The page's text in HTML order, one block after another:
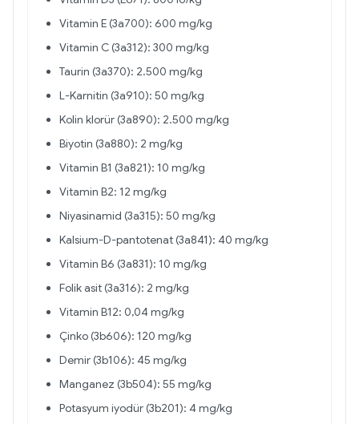
Vitamin E (3a700): 600 mg/kg
Vitamin C (3a312): 300 mg/kg
Taurin (3a370): 2.500 mg/kg
L-Karnitin (3a910): 50 mg/kg
Kolin klorür (3a890): 2.500 mg/kg
Biyotin (3a880): 2 mg/kg
Vitamin B1 (3a821): 10 mg/kg
Vitamin B2: 12 mg/kg
Niyasinamid (3a315): 50 mg/kg
Kalsium-D-pantotenat (3a841): 40 mg/kg
Vitamin B6 (3a831): 10 mg/kg
Folik asit (3a316): 2 mg/kg
Vitamin B12: 0,04 mg/kg
Çinko (3b606): 120 mg/kg
Demir (3b106): 45 mg/kg
Manganez (3b504): 55 mg/kg
Potasyum iyodür (3b201): 4 mg/kg